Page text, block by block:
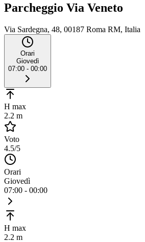
Parcheggio Via Veneto
Via Sardegna, 48, 00187 Roma RM, Italia
Orari
Giovedì
07:00 - 00:00
H max
2.2 m
Voto
4.5/5
Orari
Giovedì
07:00 - 00:00
H max
2.2 m